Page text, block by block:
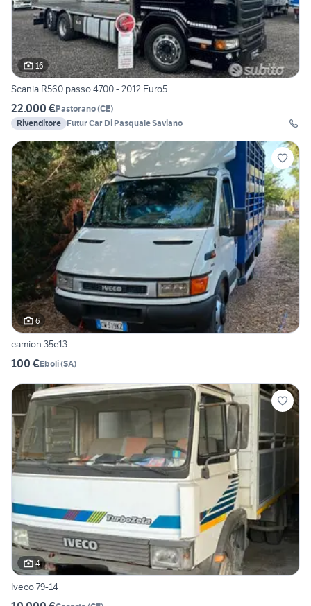
16
Scania R560 passo 4700 - 2012 Euro5
22.000 €Pastorano(CE)
Rivenditore Futur Car Di Pasquale Saviano
6
camion 35c13
100 €Eboli(SA)
4
Iveco 79-14